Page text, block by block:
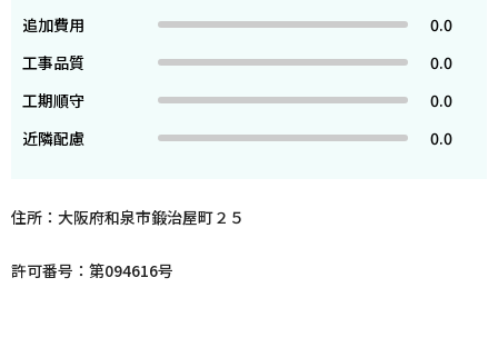
追加費用
0.0
工事品質
0.0
工期順守
0.0
近隣配慮
0.0
住所：大阪府和泉市鍛治屋町２５
許可番号：第094616号